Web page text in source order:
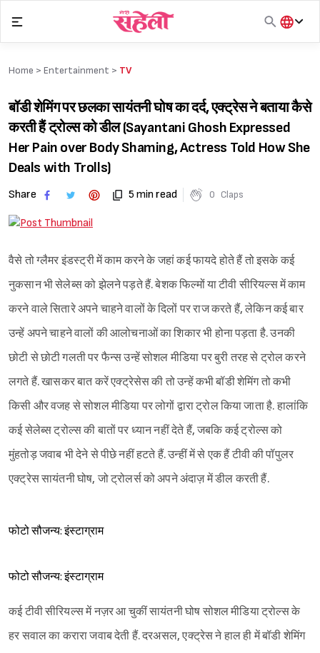
content
हिंदी
Home > Entertainment > TV
बॉडी शेमिंग पर छलका सायंतनी घोष का दर्द, एक्ट्रेस ने बताया कैसे
करती हैं ट्रोल्स को डील (Sayantani Ghosh Expressed
Her Pain over Body Shaming, Actress Told How She
Deals with Trolls)
Share 5 min read 0 Claps
वैसे तो ग्लैमर इंडस्ट्री में काम करने के जहां कई फायदे होते हैं तो इसके कई
नुकसान भी सेलेब्स को झेलने पड़ते हैं. बेशक फिल्मों या टीवी सीरियल्स में काम
करने वाले सितारे अपने चाहने वालों के दिलों पर राज करते हैं, लेकिन कई बार
उन्हें अपने चाहने वालों की आलोचनाओं का शिकार भी होना पड़ता है. उनकी
छोटी से छोटी गलती पर फैन्स उन्हें सोशल मीडिया पर बुरी तरह से ट्रोल करने
लगते हैं. खासकर बात करें एक्ट्रेसेस की तो उन्हें कभी बॉडी शेमिंग तो कभी
किसी और वजह से सोशल मीडिया पर लोगों द्वारा ट्रोल किया जाता है. हालांकि
कई सेलेब्स ट्रोल्स की बातों पर ध्यान नहीं देते हैं, जबकि कई ट्रोल्स को
मुंहतोड़ जवाब भी देने से पीछे नहीं हटते हैं. उन्हीं में से एक हैं टीवी की पॉपुलर
एक्ट्रेस सायंतनी घोष, जो ट्रोलर्स को अपने अंदाज़ में डील करती हैं.
फोटो सौजन्य: इंस्टाग्राम
फोटो सौजन्य: इंस्टाग्राम
कई टीवी सीरियल्स में नज़र आ चुकीं सायंतनी घोष सोशल मीडिया ट्रोल्स के
हर सवाल का करारा जवाब देती हैं. दरअसल, एक्ट्रेस ने हाल ही में बॉडी शेमिंग